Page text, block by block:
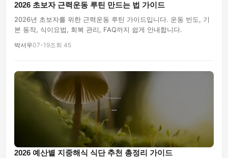
2026 초보자 근력운동 루틴 만드는 법 가이드
2026년 초보자를 위한 근력운동 루틴 가이드입니다. 운동 빈도, 기
본 동작, 식이요법, 회복 관리, FAQ까지 쉽게 안내합니다.
박서우07-19조회 45
2026 예산별 지중해식 식단 추천 총정리 가이드